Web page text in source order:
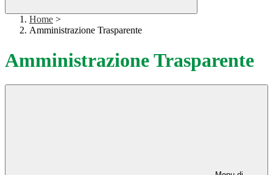
Home >
Amministrazione Trasparente
Amministrazione Trasparente